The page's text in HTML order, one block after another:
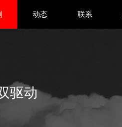
动态 联系
驱动